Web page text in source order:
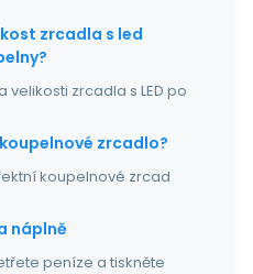
zrcadla s led
zrcadla s LED po
zrcadlo?
koupelnové zrcad
náplně
peníze a tiskněte